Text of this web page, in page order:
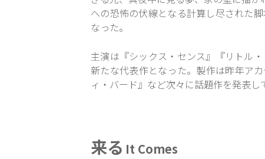
への恐怖の伏線となる計算し尽された
なった。
主演は『シックス・センス』 『リトル
新たな代表作となった。製作は昨年ア
ィ・バード』 など次々に話題作を発表し
来る It Comes